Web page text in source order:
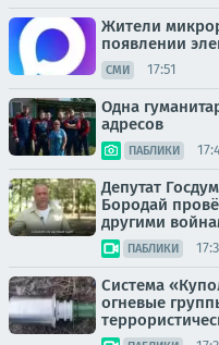
Жители
появлении
СМИ 17:51
Одна
адресов
ПАБЛИКИ
Депутат
Бородай
другими
ПАБЛИКИ
Система
огневые